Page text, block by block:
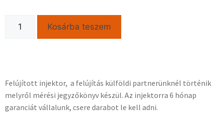
Kosárba teszem
Felújított injektor, a felújítás külföldi partnerünknél történik
melyről mérési jegyzőkönyv készül. Az injektorra 6 hónap
garanciát vállalunk, csere darabot le kell adni.